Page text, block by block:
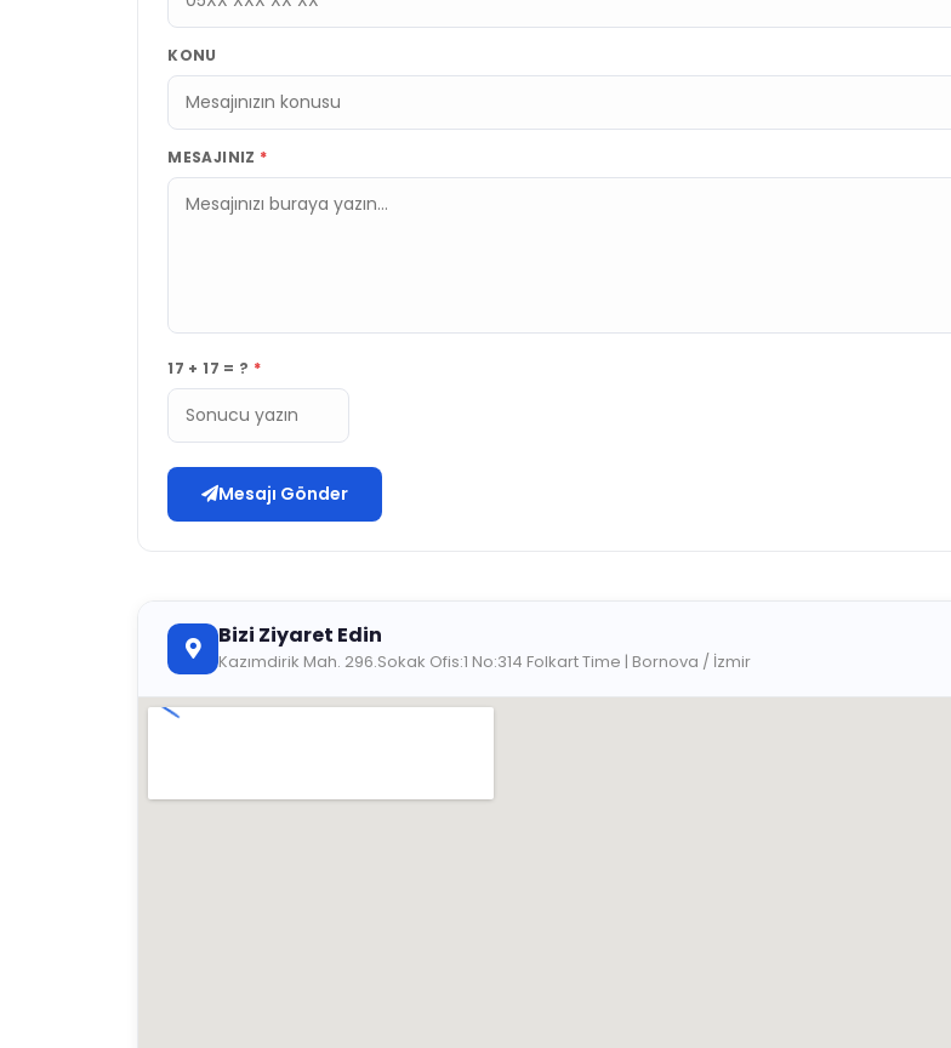
KONU
MESAJINIZ *
17 + 17 = ? *
Mesajı Gönder
Bizi Ziyaret Edin
Kazımdirik Mah. 296.Sokak Ofis:1 No:314 Folkart Time | Bornova / İzmir